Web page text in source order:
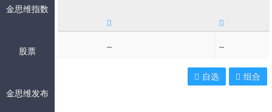
金思维指数
股票
金思维发布
-- --
自选 组合